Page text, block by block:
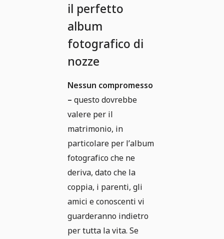
il perfetto
album
fotografico di
nozze
Nessun compromesso
– questo dovrebbe
valere per il
matrimonio, in
particolare per l’album
fotografico che ne
deriva, dato che la
coppia, i parenti, gli
amici e conoscenti vi
guarderanno indietro
per tutta la vita. Se